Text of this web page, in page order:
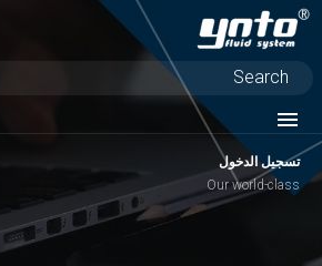
تسجيل الدخول
Our world-class